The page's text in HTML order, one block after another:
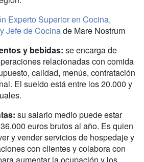
Experto Superior en Cocina,
Jefe de Cocinade Mare Nostrum
y bebidas: se encarga de
relacionadas con comida
calidad, menús, contratación
El sueldo está entre los 20.000 y
su salario medio puede estar
euros brutos al año. Es quien
y vender servicios de hospedaje y
con clientes y colabora con
aumentar la ocupación y los